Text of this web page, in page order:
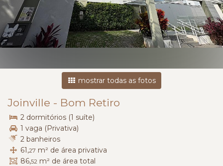
mostrar todas as fotos
Joinville - Bom Retiro
2 dormitórios (1 suíte)
1 vaga (Privativa)
2 banheiros
61,27 m² de área privativa
86,52 m² de área total